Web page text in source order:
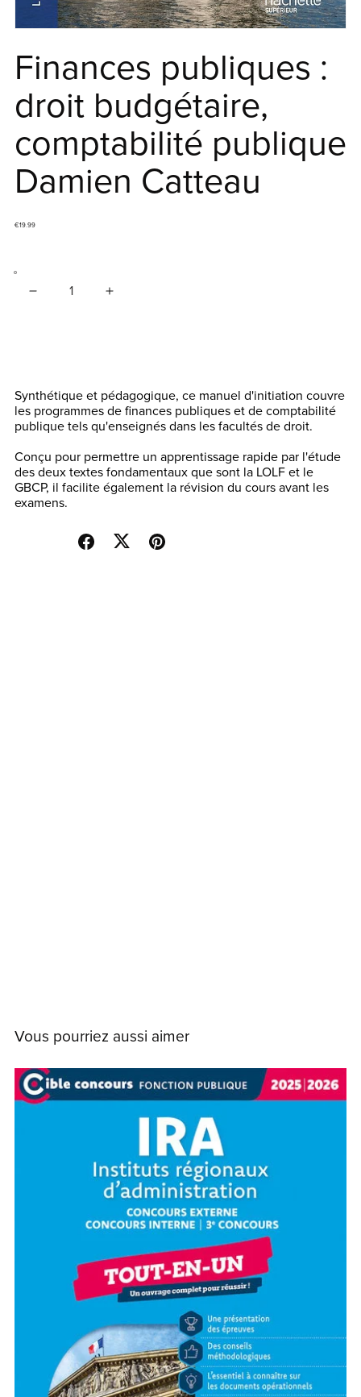
Finances publiques :
droit budgétaire,
comptabilité publique
Damien Catteau
€19.99
Synthétique et pédagogique, ce manuel d'initiation couvre
les programmes de finances publiques et de comptabilité
publique tels qu'enseignés dans les facultés de droit.
Conçu pour permettre un apprentissage rapide par l'étude
des deux textes fondamentaux que sont la LOLF et le
GBCP, il facilite également la révision du cours avant les
examens.
Vous pourriez aussi aimer